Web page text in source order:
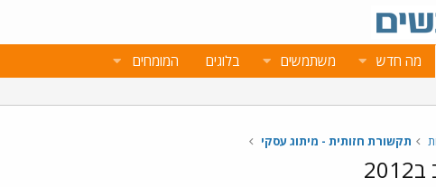
מה חדש משתמשים בלוגים המומחים
תקשורת חזותית - מיתוג עסקי